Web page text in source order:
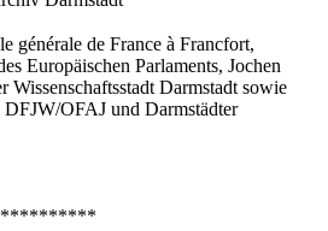
générale de France à Francfort,
Europäischen Parlaments, Jochen
Wissenschaftsstadt Darmstadt sowie
OFAJ und Darmstädter